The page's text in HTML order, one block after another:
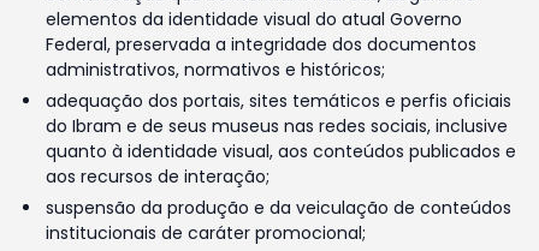
elementos da identidade visual do atual Governo
Federal, preservada a integridade dos documentos
administrativos, normativos e históricos;
adequação dos portais, sites temáticos e perfis oficiais
do Ibram e de seus museus nas redes sociais, inclusive
quanto à identidade visual, aos conteúdos publicados e
aos recursos de interação;
suspensão da produção e da veiculação de conteúdos
institucionais de caráter promocional;